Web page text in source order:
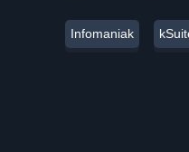
Infomaniak